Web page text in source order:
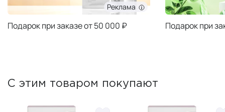
Реклама
Подарок при заказе от 50 000 ₽ Подарок при
С этим товаром покупают